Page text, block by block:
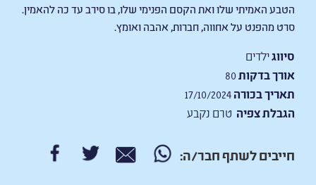
הטבע האמיתי שלו ואת הקסם הפנימי שלו, בו סירב עד כה להאמין.
סרט מהפנט על אחווה, חברות, אהבה ואומץ.
סיווגילדים
אורך בדקות
תאריך בכורה
הגבלת צפיה טרם נקבע
חייבים לשתף חבר/ה: